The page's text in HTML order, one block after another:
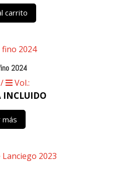
carrito
2024
Vol.:
INCLUIDO
más